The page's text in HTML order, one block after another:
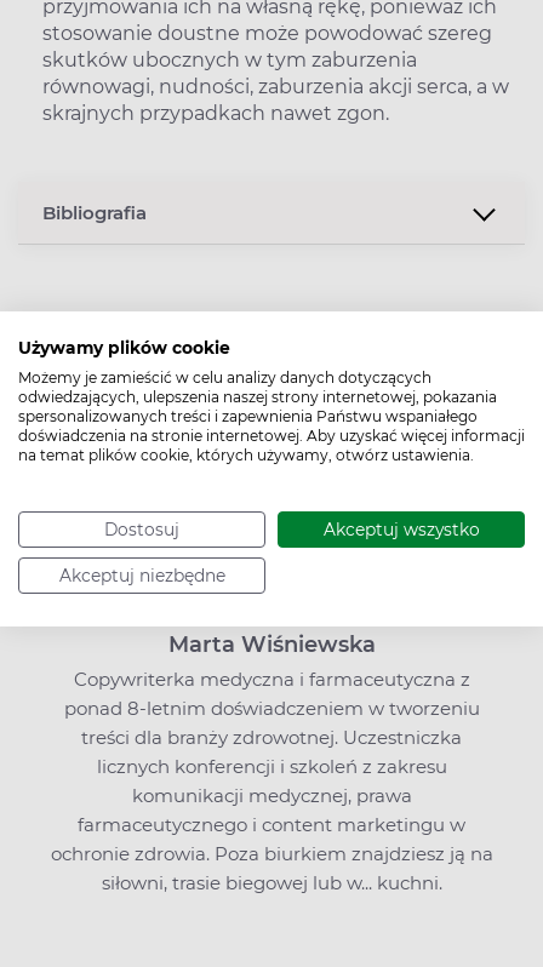
Używamy plików cookie
Możemy je zamieścić w celu analizy danych dotyczących
odwiedzających, ulepszenia naszej strony internetowej, pokazania
spersonalizowanych treści i zapewnienia Państwu wspaniałego
doświadczenia na stronie internetowej. Aby uzyskać więcej informacji
na temat plików cookie, których używamy, otwórz ustawienia.
Dostosuj Akceptuj wszystko
Akceptuj niezbędne
przyjmowania ich na własną rękę, ponieważ ich
stosowanie doustne może powodować szereg
skutków ubocznych w tym zaburzenia
równowagi, nudności, zaburzenia akcji serca, a w
skrajnych przypadkach nawet zgon.
Bibliografia
Podziel się:
Poznaj naszego eksperta
Marta Wiśniewska
Copywriterka medyczna i farmaceutyczna z
ponad 8-letnim doświadczeniem w tworzeniu
treści dla branży zdrowotnej. Uczestniczka
licznych konferencji i szkoleń z zakresu
komunikacji medycznej, prawa
farmaceutycznego i content marketingu w
ochronie zdrowia. Poza biurkiem znajdziesz ją na
siłowni, trasie biegowej lub w... kuchni.